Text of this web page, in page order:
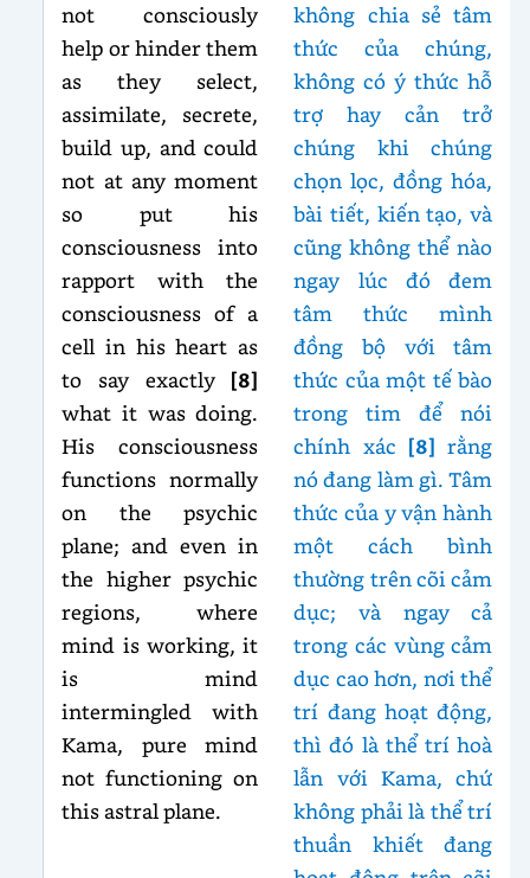
not consciously
help or hinder them
as they select,
assimilate, secrete,
build up, and could
not at any moment
so put his
consciousness into
rapport with the
consciousness of a
cell in his heart as
to say exactly [8]
what it was doing.
His consciousness
functions normally
on the psychic
plane; and even in
the higher psychic
regions, where
mind is working, it
is mind
intermingled with
Kama, pure mind
not functioning on
this astral plane.
không chia sẻ tâm
thức của chúng,
không có ý thức hỗ
trợ hay cản trở
chúng khi chúng
chọn lọc, đồng hóa,
bài tiết, kiến tạo, và
cũng không thể nào
ngay lúc đó đem
tâm thức mình
đồng bộ với tâm
thức của một tế bào
trong tim để nói
chính xác [8] rằng
nó đang làm gì. Tâm
thức của y vận hành
một cách bình
thường trên cõi cảm
dục; và ngay cả
trong các vùng cảm
dục cao hơn, nơi thể
trí đang hoạt động,
thì đó là thể trí hoà
lẫn với Kama, chứ
không phải là thể trí
thuần khiết đang